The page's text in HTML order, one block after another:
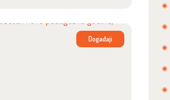
Događaji